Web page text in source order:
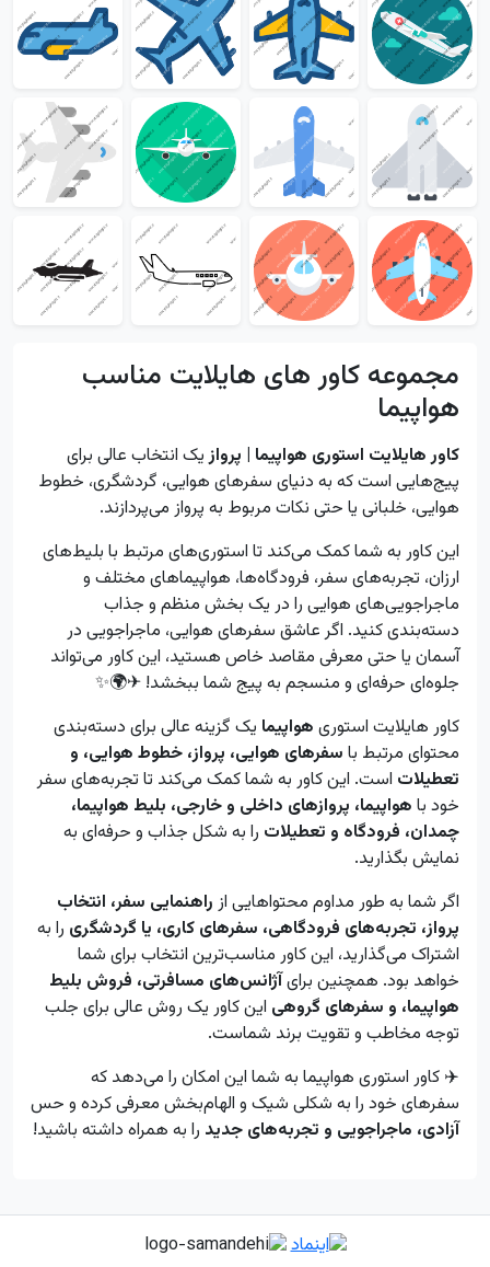
مجموعه کاور های هایلایت مناسب
هواپیما
کاور هایلایت استوری هواپیما | پروازیک انتخاب عالی برای
پیج‌هایی است که به دنیای سفرهای هوایی، گردشگری، خطوط
هوایی، خلبانی یا حتی نکات مربوط به پرواز می‌پردازند.
این کاور به شما کمک می‌کند تا استوری‌های مرتبط با بلیط‌های
ارزان، تجربه‌های سفر، فرودگاه‌ها، هواپیماهای مختلف و
ماجراجویی‌های هوایی را در یک بخش منظم و جذاب
دسته‌بندی کنید. اگر عاشق سفرهای هوایی، ماجراجویی در
آسمان یا حتی معرفی مقاصد خاص هستید، این کاور می‌تواند
جلوه‌ای حرفه‌ای و منسجم به پیج شما ببخشد! ✈🌍✨
کاور هایلایت استوری هواپیما یک گزینه عالی برای دسته‌بندی
محتوای مرتبط با سفرهای هوایی، پرواز، خطوط هوایی، و
تعطیلات است. این کاور به شما کمک می‌کند تا تجربه‌های سفر
خود با هواپیما، پروازهای داخلی و خارجی، بلیط هواپیما،
چمدان، فرودگاه و تعطیلات را به شکل جذاب و حرفه‌ای به
نمایش بگذارید.
اگر شما به طور مداوم محتواهایی از راهنمایی سفر، انتخاب
پرواز، تجربه‌های فرودگاهی، سفرهای کاری، یا گردشگری را به
اشتراک می‌گذارید، این کاور مناسب‌ترین انتخاب برای شما
خواهد بود. همچنین برایآژانس‌های مسافرتی، فروش بلیط
هواپیما، و سفرهای گروهی این کاور یک روش عالی برای جلب
توجه مخاطب و تقویت برند شماست.
✈️ کاور استوری هواپیما به شما این امکان را می‌دهد که
سفرهای خود را به شکلی شیک و الهام‌بخش معرفی کرده و حس
آزادی، ماجراجویی و تجربه‌های جدید را به همراه داشته باشید!